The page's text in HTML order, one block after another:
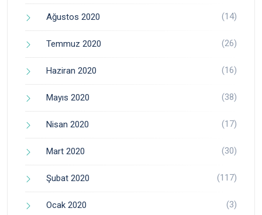
Ağustos 2020 (14)
Temmuz 2020 (26)
Haziran 2020 (16)
Mayıs 2020 (38)
Nisan 2020 (17)
Mart 2020 (30)
Şubat 2020 (117)
Ocak 2020 (3)